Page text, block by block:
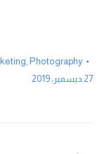
, Photography
27 ديسمبر، 2019